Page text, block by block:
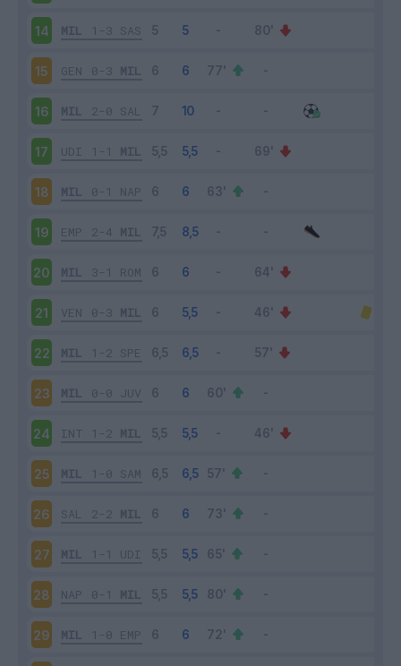
14 MIL 1-3 SAS
15 GEN 0-3 MIL
16 MIL 2-0 SAL
17 UDI 1-1 MIL
18 MIL 0-1 NAP
19 EMP 2-4 MIL
20 MIL 3-1 ROM
21 VEN 0-3 MIL
22 MIL 1-2 SPE
23 MIL 0-0 JUV
24 INT 1-2 MIL
25 MIL 1-0 SAM
26 SAL 2-2 MIL
27 MIL 1-1 UDI
28 NAP 0-1 MIL
29 MIL 1-0 EMP